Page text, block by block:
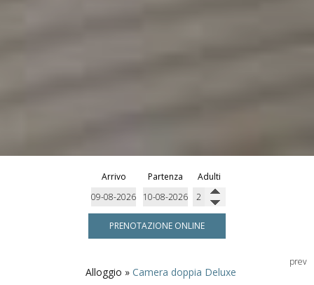
Arrivo Partenza Adulti
PRENOTAZIONE ONLINE
Alloggio » Camera doppia Deluxe
prev